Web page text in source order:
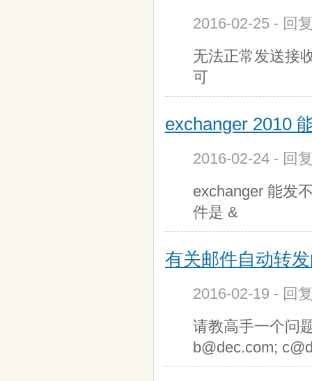
2016-02-25 - 回
无法正常发送接
可
exchanger 2010
2016-02-24 - 回
exchanger 能发
件是 &
有关邮件自动转
2016-02-19 - 回
请教高手一个问
b@dec.com;